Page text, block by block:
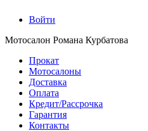
Войти
Мотосалон Романа Курбатова
Прокат
Мотосалоны
Доставка
Оплата
Кредит/Рассрочка
Гарантия
Контакты